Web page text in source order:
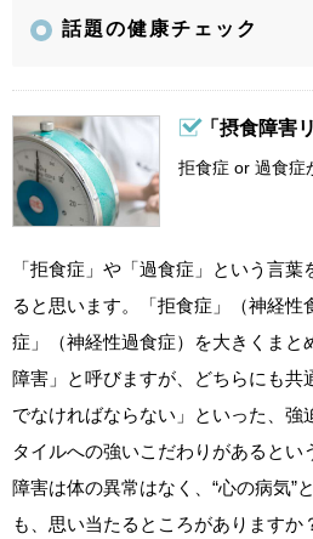
話題の健康チェック
「摂食障害
拒食症 or 過食症
「拒食症」や「過食症」という言
ると思います。「拒食症」（神経性
症」（神経性過食症）を大きくまと
障害」と呼びますが、どちらにも共
でなければならない」といった、強
タイルへの強いこだわりがあるとい
障害は体の異常はなく、“心の病気”
も、思い当たるところがありますか